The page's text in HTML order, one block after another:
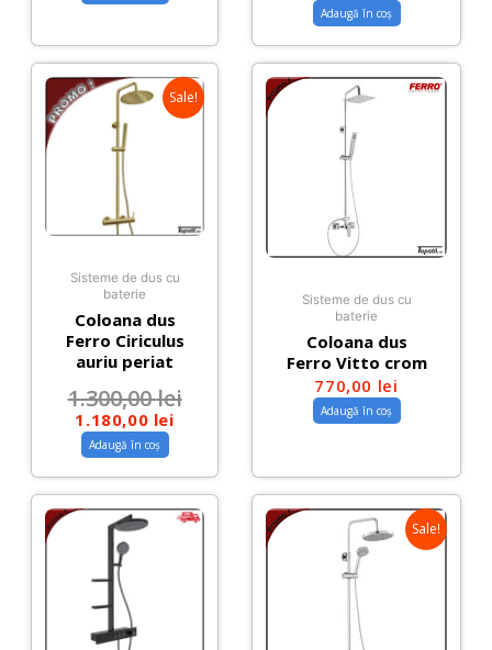
Adaugă în coș
Sale!
Sisteme de dus cu
baterie
Coloana dus
Ferro Ciriculus
auriu periat
1.300,00lei
1.180,00 lei
Adaugă în coș
Sisteme de dus cu
baterie
Coloana dus
Ferro Vitto crom
770,00 lei
Adaugă în coș
Sale!